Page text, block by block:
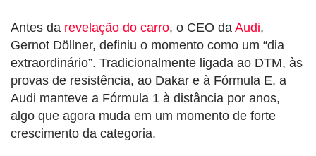
Antes da revelação do carro, o CEO da Audi,
Gernot Döllner, definiu o momento como um “dia
extraordinário”. Tradicionalmente ligada ao DTM, às
provas de resistência, ao Dakar e à Fórmula E, a
Audi manteve a Fórmula 1 à distância por anos,
algo que agora muda em um momento de forte
crescimento da categoria.